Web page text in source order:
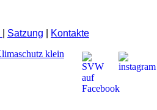
Satzung Kontakte